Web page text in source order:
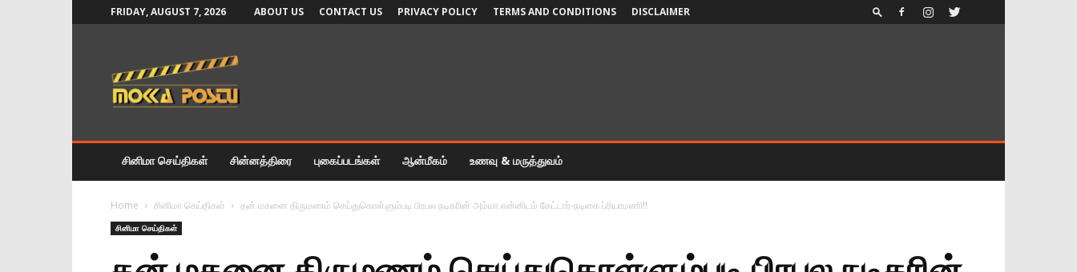
FRIDAY, AUGUST 7, 2026 ABOUT US CONTACT US PRIVACY POLICY TERMS AND CONDITIONS DISCLAIMER
Postu
News
சினிமா செய்திகள் சின்னத்திரை புகைப்படங்கள் ஆன்மீகம் உணவு & மருத்துவம்
Home சினிமா செய்திகள் தன் மகனை திருமணம் செய்துகொள்ளும்படி பிரபல நடிகரின் அம்மா என்னிடம் கேட்டார்-நடிகை ப்ரியாமணி!!
சினிமா செய்திகள்